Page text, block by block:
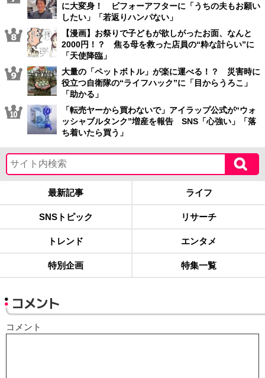
に大変身！ ビフォーアフターに「うちの夫もお願い
したい」「若返りハンパない」
【漫画】お祭りで子どもが欲しがったお面、なんと
2000円！？ 焦る母を救った店員の“粋な計らい”に
「天使降臨」
大量の「ペットボトル」が楽に運べる！？ 災害時に
役立つ自衛隊の“ライフハック”に「目からうろこ」
「助かる」
「転売ヤーから買わないで」アイラップ公式が“ウォ
ッシャブルタンク”増産を報告 SNS「心強い」「落
ち着いたら買う」
最新記事 ライフ
SNSトピック リサーチ
トレンド エンタメ
特別企画 特集一覧
コメント
コメント